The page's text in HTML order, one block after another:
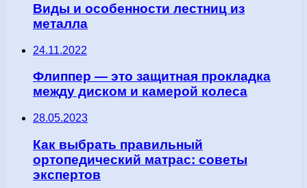
Виды и особенности лестниц из
металла
24.11.2022
Флиппер — это защитная прокладка
между диском и камерой колеса
28.05.2023
Как выбрать правильный
ортопедический матрас: советы
экспертов